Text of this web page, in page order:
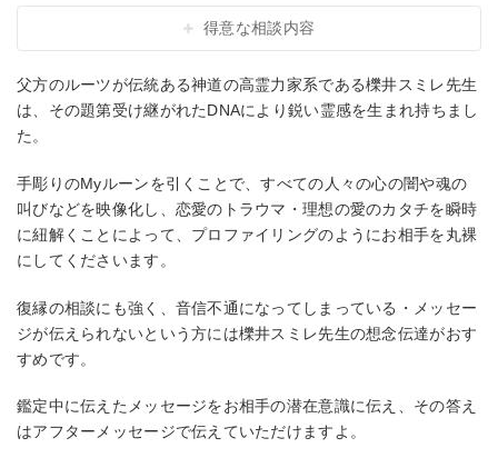
得意な相談内容
父方のルーツが伝統ある神道の高霊力家系である櫟井スミレ先生
は、その題第受け継がれたDNAにより鋭い霊感を生まれ持ちまし
た。
手彫りのMyルーンを引くことで、すべての人々の心の闇や魂の
叫びなどを映像化し、恋愛のトラウマ・理想の愛のカタチを瞬時
に紐解くことによって、プロファイリングのようにお相手を丸裸
にしてくださいます。
復縁の相談にも強く、音信不通になってしまっている・メッセー
ジが伝えられないという方には櫟井スミレ先生の想念伝達がおす
すめです。
鑑定中に伝えたメッセージをお相手の潜在意識に伝え、その答え
はアフターメッセージで伝えていただけますよ。